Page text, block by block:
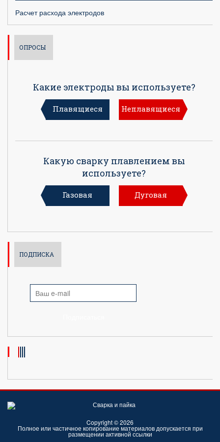
Расчет расхода электродов
ОПРОСЫ
Какие электроды вы используете?
Плавящиеся Неплавящиеся
Какую сварку плавлением вы
используете?
Газовая Дуговая
ПОДПИСКА
Copyright © 2026
Полное или частичное копирование материалов допускается при
размещении активной ссылки